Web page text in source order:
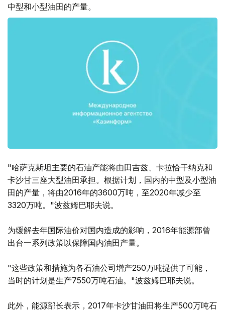
中型和小型油田的产量。
"哈萨克斯坦主要的石油产能将由田吉兹、卡拉恰干纳克和
卡沙甘三座大型油田承担。根据计划，国内的中型及小型油
田的产量，将由2016年的3600万吨，至2020年减少至
3320万吨。"波兹姆巴耶夫说。
为缓解去年国际油价对国内造成的影响，2016年能源部曾
出台一系列政策以保障国内油田产量。
"这些政策和措施为各石油公司增产250万吨提供了可能，
当时的计划是生产7550万吨石油。"波兹姆巴耶夫说。
此外，能源部长表示，2017年卡沙甘油田将生产500万吨石